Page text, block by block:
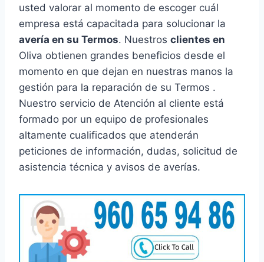
usted valorar al momento de escoger cuál
empresa está capacitada para solucionar la
avería en su Termos. Nuestros clientes en
Oliva obtienen grandes beneficios desde el
momento en que dejan en nuestras manos la
gestión para la reparación de su Termos .
Nuestro servicio de Atención al cliente está
formado por un equipo de profesionales
altamente cualificados que atenderán
peticiones de información, dudas, solicitud de
asistencia técnica y avisos de averías.